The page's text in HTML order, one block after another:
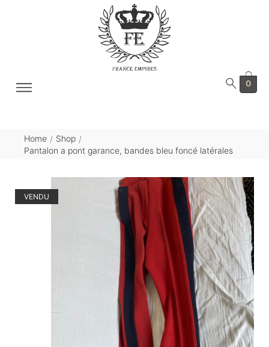
0
Home / Shop /
Pantalon a pont garance, bandes bleu foncé latérales
VENDU